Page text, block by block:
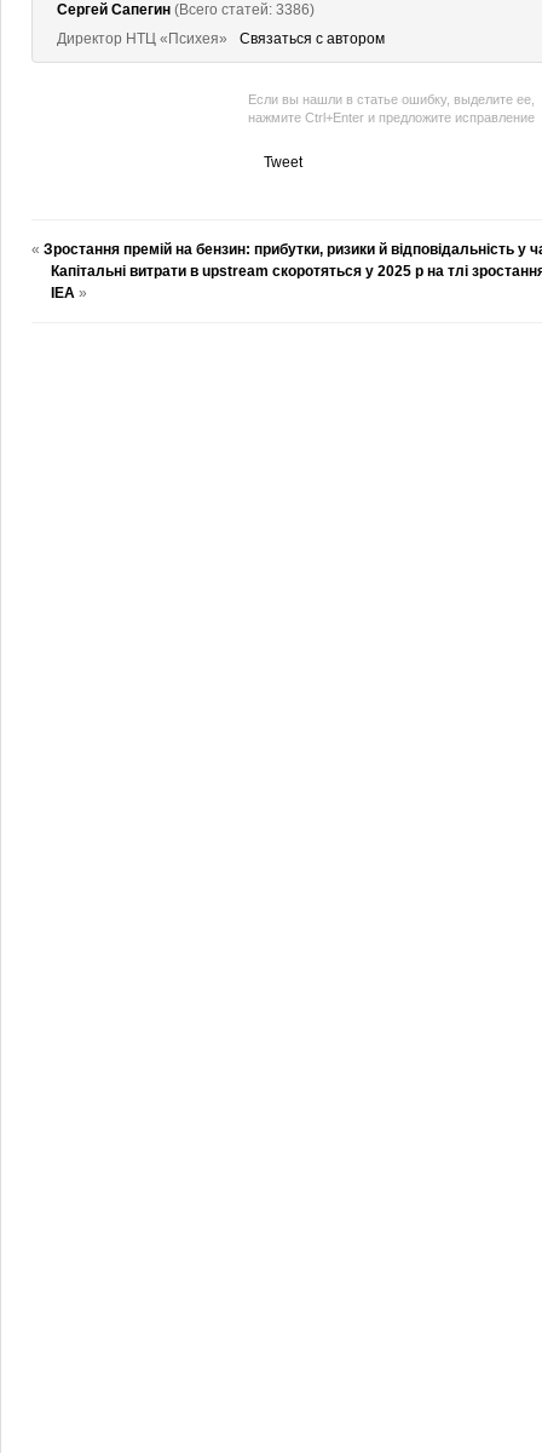
Сергей Сапегин (Всего статей: 3386)
Директор НТЦ «Психея»
Связаться с автором
Если вы нашли в статье ошибку, выделите ее,
нажмите Ctrl+Enter и предложите исправление
Tweet
« Зростання премій на бензин: прибутки, ризики й відповідальність у
Капітальні витрати в upstream скоротяться у 2025 р на тлі
IEA »